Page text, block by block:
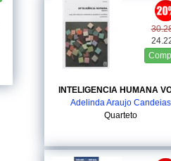
INTELIGENCIA HUMANA
Adelinda Araujo Candeias
Quarteto